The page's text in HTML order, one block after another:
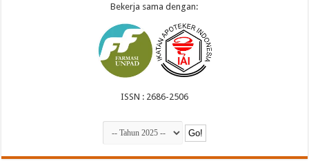
Bekerja sama dengan:
ISSN : 2686-2506